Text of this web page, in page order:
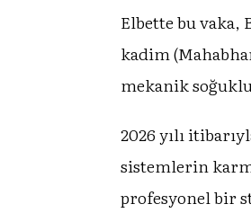
Elbette bu vaka,
kadim
mekanik
2026 yılı
sistemlerin
profesyonel bir